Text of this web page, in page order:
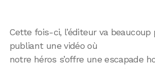
Cette fois-ci, l’éditeur va beaucoup
publiant une vidéo où
notre héros s’offre une escapade